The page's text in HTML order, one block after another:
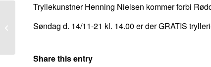
Tryllekunstner Henning Nielsen kommer forbi
Søndag d. 14/11-21 kl. 14.00 er der GRATIS
Share this entry
01.11.21 – Åbningstider